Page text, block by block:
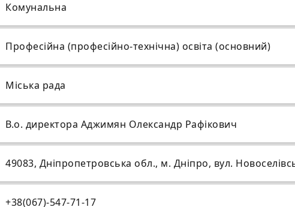
Комунальна
Професійна (професійно-технічна) освіта (основний)
Міська рада
В.о. директора Аджимян Олександр Рафікович
49083, Дніпропетровська обл., м. Дніпро, вул.
+38(067)-547-71-17